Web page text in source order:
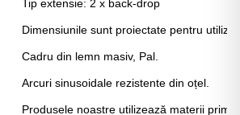
Tip extensie: 2 x back-drop
Dimensiunile sunt proiectate pentru
Cadru din lemn masiv, Pal.
Arcuri sinusoidale rezistente din oțel.
Produsele noastre utilizează materii